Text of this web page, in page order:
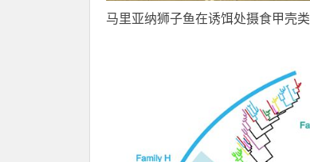
马里亚纳狮子鱼在诱饵处摄食甲壳类